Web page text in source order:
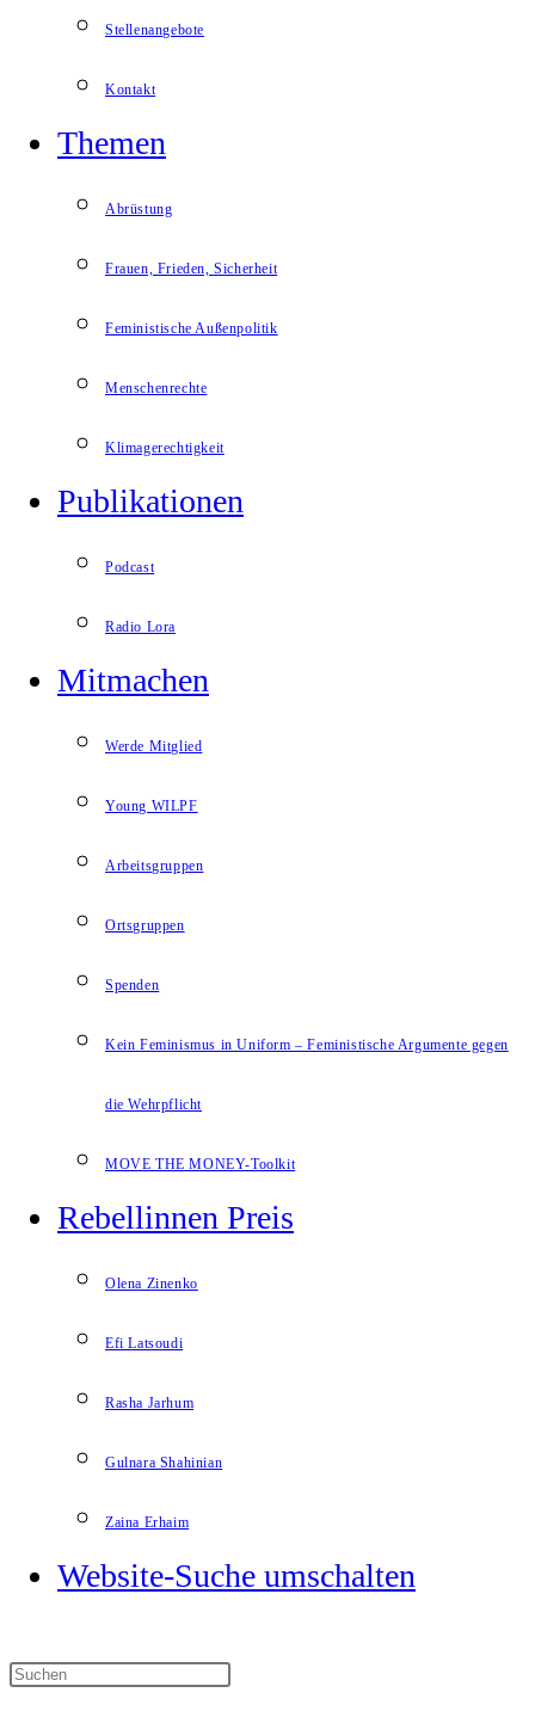
Stellenangebote
Kontakt
Themen
Abrüstung
Frauen, Frieden, Sicherheit
Feministische Außenpolitik
Menschenrechte
Klimagerechtigkeit
Publikationen
Podcast
Radio Lora
Mitmachen
Werde Mitglied
Young WILPF
Arbeitsgruppen
Ortsgruppen
Spenden
Kein Feminismus in Uniform – Feministische Argumente gegen
die Wehrpflicht
MOVE THE MONEY-Toolkit
Rebellinnen Preis
Olena Zinenko
Efi Latsoudi
Rasha Jarhum
Gulnara Shahinian
Zaina Erhaim
Website-Suche umschalten